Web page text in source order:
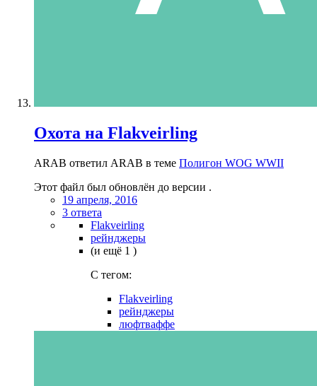
Охота на Flakveirling
ARAB ответил ARAB в теме Полигон WOG WWII
Этот файл был обновлён до версии .
19 апреля, 2016
3 ответа
Flakveirling
рейнджеры
(и ещё 1 )
C тегом:
Flakveirling
рейнджеры
люфтваффе